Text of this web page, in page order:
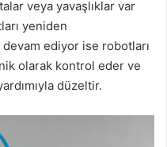
veya yavaşlıklar var
yeniden
ediyor ise robotları
olarak kontrol eder ve
düzeltir.